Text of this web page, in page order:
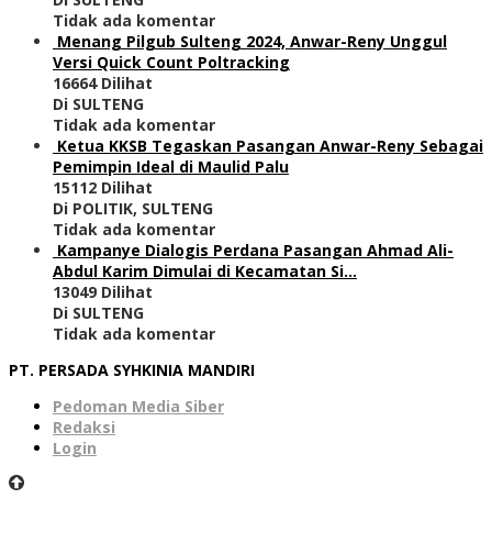
Tidak ada komentar
Menang Pilgub Sulteng 2024, Anwar-Reny Unggul
Versi Quick Count Poltracking
16664 Dilihat
Di SULTENG
Tidak ada komentar
Ketua KKSB Tegaskan Pasangan Anwar-Reny Sebagai
Pemimpin Ideal di Maulid Palu
15112 Dilihat
Di POLITIK, SULTENG
Tidak ada komentar
Kampanye Dialogis Perdana Pasangan Ahmad Ali-
Abdul Karim Dimulai di Kecamatan Si…
13049 Dilihat
Di SULTENG
Tidak ada komentar
PT. PERSADA SYHKINIA MANDIRI
Pedoman Media Siber
Redaksi
Login